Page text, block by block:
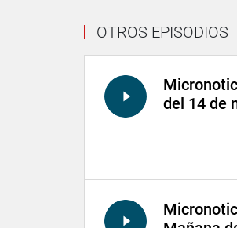
OTROS EPISODIOS
del 14 de